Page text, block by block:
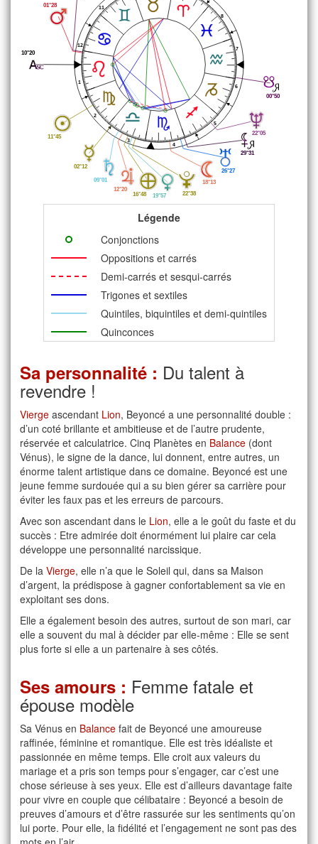
1
2
3
4
5
6
7
8
11
12
10°20
11°45
02°12
09°01
12°20
16°48 19°57 22°38
18°13
26°27
29°31
22°05
00°50
01°28
Légende
Conjonctions
Oppositions et carrés
Demi-carrés et sesqui-carrés
Trigones et sextiles
Quintiles, biquintiles et demi-quintiles
Quinconces
Sa personnalité : Du talent à
revendre !
Vierge ascendant Lion, Beyoncé a une personnalité double :
d’un coté brillante et ambitieuse et de l’autre prudente,
réservée et calculatrice. Cinq Planètes en Balance (dont
Vénus), le signe de la dance, lui donnent, entre autres, un
énorme talent artistique dans ce domaine. Beyoncé est une
jeune femme surdouée qui a su bien gérer sa carrière pour
éviter les faux pas et les erreurs de parcours.
Avec son ascendant dans le Lion, elle a le goût du faste et du
succès : Etre admirée doit énormément lui plaire car cela
développe une personnalité narcissique.
De la Vierge, elle n’a que le Soleil qui, dans sa Maison
d’argent, la prédispose à gagner confortablement sa vie en
exploitant ses dons.
Elle a également besoin des autres, surtout de son mari, car
elle a souvent du mal à décider par elle-même : Elle se sent
plus forte si elle a un partenaire à ses côtés.
Ses amours : Femme fatale et
épouse modèle
Sa Vénus en Balance fait de Beyoncé une amoureuse
raffinée, féminine et romantique. Elle est très idéaliste et
passionnée en même temps. Elle croit aux valeurs du
mariage et a pris son temps pour s’engager, car c’est une
chose sérieuse à ses yeux. Elle est d’ailleurs davantage faite
pour vivre en couple que célibataire : Beyoncé a besoin de
preuves d’amours et d’être rassurée sur les sentiments qu’on
lui porte. Pour elle, la fidélité et l’engagement ne sont pas des